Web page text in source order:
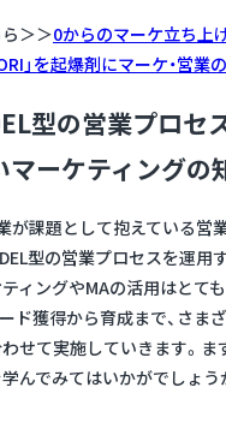
＞＞0からのマーケ立ち上
」を起爆剤にマーケ・営業
型の営業プロセ
マーケティングの
が課題として抱えている営
型の営業プロセスを運用
ィングやMAの活用はとて
ド獲得から育成まで、さま
せて実施していきます。
んでみてはいかがでしょう